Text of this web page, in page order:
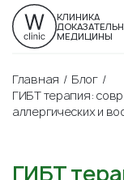
КЛИНИКА
МЕДИЦИНЫ
Главная
Блог
ГИБТ терапия:
аллергических и
ГИБТ